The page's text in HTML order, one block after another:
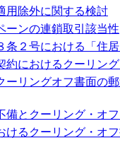
用除外に関する検討
ーンの連鎖取引該当性
条２号における「住
約におけるクーリン
ーリングオフ書面の
備とクーリング・オ
けるクーリング・オ